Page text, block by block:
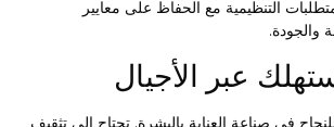
التنظيمية مع الحفاظ على معايير
عبر الأجيال
في صناعة العناية بالبشرة. تحتاج إلى تثقيف